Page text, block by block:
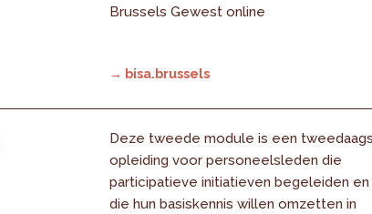
Brussels Gewest online
→ bisa.brussels
Deze tweede module is een
opleiding voor personeelsleden die
participatieve initiatieven begeleiden en
die hun basiskennis willen omzetten in